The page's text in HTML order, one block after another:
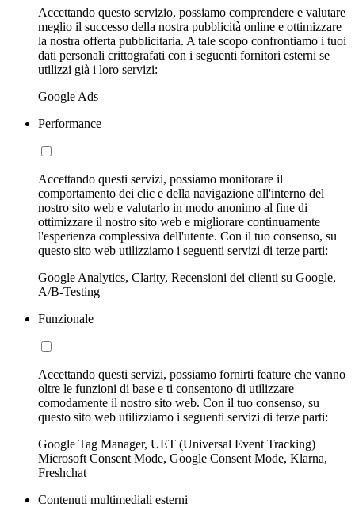
Accettando questo servizio, possiamo comprendere e valutare
meglio il successo della nostra pubblicità online e ottimizzare
la nostra offerta pubblicitaria. A tale scopo confrontiamo i tuoi
dati personali crittografati con i seguenti fornitori esterni se
utilizzi già i loro servizi:
Google Ads
Performance
Accettando questi servizi, possiamo monitorare il
comportamento dei clic e della navigazione all'interno del
nostro sito web e valutarlo in modo anonimo al fine di
ottimizzare il nostro sito web e migliorare continuamente
l'esperienza complessiva dell'utente. Con il tuo consenso, su
questo sito web utilizziamo i seguenti servizi di terze parti:
Google Analytics, Clarity, Recensioni dei clienti su Google,
A/B-Testing
Funzionale
Accettando questi servizi, possiamo fornirti feature che vanno
oltre le funzioni di base e ti consentono di utilizzare
comodamente il nostro sito web. Con il tuo consenso, su
questo sito web utilizziamo i seguenti servizi di terze parti:
Google Tag Manager, UET (Universal Event Tracking)
Microsoft Consent Mode, Google Consent Mode, Klarna,
Freshchat
Contenuti multimediali esterni